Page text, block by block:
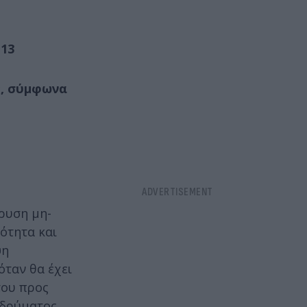
σύμφωνα
μη-
και
θα έχει
προς